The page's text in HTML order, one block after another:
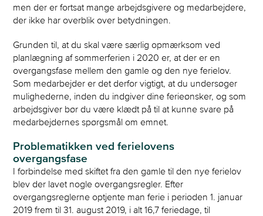
men der er fortsat mange arbejdsgivere og medarbejdere,
der ikke har overblik over betydningen.
Grunden til, at du skal være særlig opmærksom ved
planlægning af sommerferien i 2020 er, at der er en
overgangsfase mellem den gamle og den nye ferielov.
Som medarbejder er det derfor vigtigt, at du undersøger
mulighederne, inden du indgiver dine ferieønsker, og som
arbejdsgiver bør du være klædt på til at kunne svare på
medarbejdernes spørgsmål om emnet.
Problematikken ved ferielovens
overgangsfase
I forbindelse med skiftet fra den gamle til den nye ferielov
blev der lavet nogle overgangsregler. Efter
overgangsreglerne optjente man ferie i perioden 1. januar
2019 frem til 31. august 2019, i alt 16,7 feriedage, til